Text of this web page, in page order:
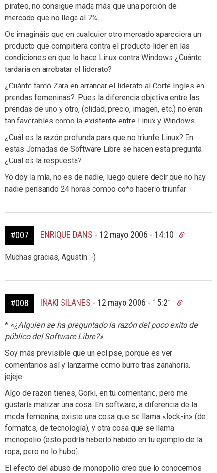
pirateo, no consigue mada más que una porción de
mercado que no llega al 7%.
Os imagináis que en cualquier otro mercado apareciera un
producto que compitiera contra el producto lider en las
condiciones en que lo hace Linux contra Windows ¿Cuánto
tardaria en arrebatar el liderato?
¿Cuánto tardó Zara en arrancar el liderato al Corte Ingles en
prendas femeninas?. Pues la diferencia objetiva entre las
prendas de uno y otro, (clidad, precio, imagen, etc.) no eran
tan favorables como la existente entre Linux y Windows.
¿Cuál es la razón profunda para que no triunfe Linux? En
estas Jornadas de Software Libre se hacen esta pregunta.
¿Cuál es la respuesta?
Yo doy la mia, no es de nadie, luego quiere decir que no hay
nadie pensando 24 horas comoo co*o hacerlo triunfar.
#007 ENRIQUE DANS - 12 mayo 2006 - 14:10
Muchas gracias, Agustín :-)
#008 IÑAKI SILANES - 12 mayo 2006 - 15:21
* «¿Alguien se ha preguntado la razón del poco exito de
público del Software Libre?»
Soy más previsible que un eclipse, porque es ver
comentarios así y lanzarme como burro tras zanahoria,
jejeje.
Algo de razón tienes, Gorki, en tu comentario, pero me
gustaría matizar una cosa. En software, a diferencia de la
moda femenina, existe una cosa que se llama «lock-in» (de
formatos, de tecnología), y otra cosa que se llama
monopolio (esto podría haberlo habido en tu ejemplo de la
ropa, pero no lo hubo).
El efecto del abuso de monopolio creo que lo conocemos